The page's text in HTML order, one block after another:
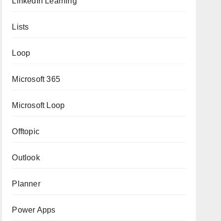
Lists
Loop
Microsoft 365
Microsoft Loop
Offtopic
Outlook
Planner
Power Apps